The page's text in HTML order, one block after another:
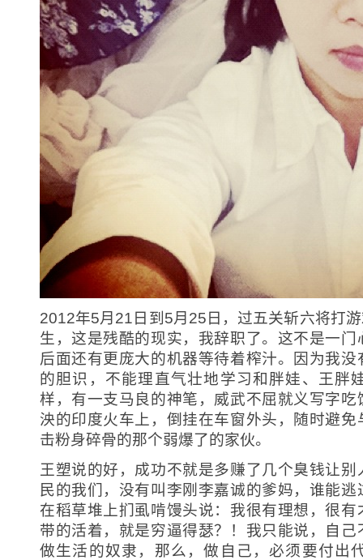
2012年5月21日到5月25日，过五关斩六将打
生，这是残酷的现实，我辞职了。这不是一
后面还有更庞大的机器等待着榨汁。因为我
的胆识，不能理直气壮地学习和胖娃、王胖
样，有一支马良的神笔，威武不屈就义写字
泱的印度火车上，倒挂在车窗外头，随时避
击粉身碎骨的那个弱爆了的家伙。
王塑说的好，成功不就是多赚了几个臭钱让
民的我们，没有叫李刚李嘉诚的爹妈，谁能
在稻草堆上扪虱啃馒头说：我很有理想，很
带的活着，就是穷逼得瑟？！我只能说，自
做生活的奴隶，那么，做自己，必须要付出